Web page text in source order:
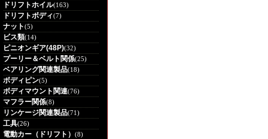
ドリフトホイル(163)
ドリフトボディ(7)
ナット(5)
ビス類(14)
ピニオンギア(48P)(32)
プーリー＆ベルト関係(25)
ベアリング関連製品(18)
ボディピン(5)
ボディマウント関連(76)
マフラー関係(8)
リンケージ関連製品(71)
工具(26)
電動カー（ドリフト） (8)